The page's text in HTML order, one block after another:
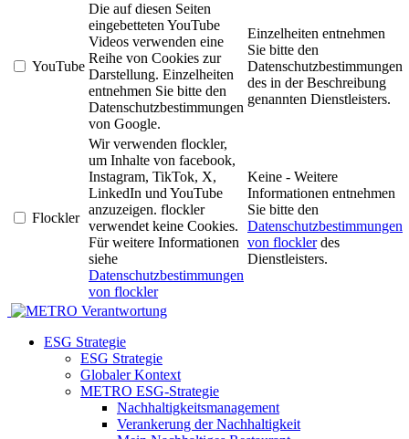
YouTube
Die auf diesen Seiten
eingebetteten YouTube
Videos verwenden eine
Reihe von Cookies zur
Darstellung. Einzelheiten
entnehmen Sie bitte den
Datenschutzbestimmungen
von Google.
Einzelheiten entnehmen
Sie bitte den
Datenschutzbestimmungen
des in der Beschreibung
genannten Dienstleisters.
Flockler
Wir verwenden flockler,
um Inhalte von facebook,
Instagram, TikTok, X,
LinkedIn und YouTube
anzuzeigen. flockler
verwendet keine Cookies.
Für weitere Informationen
siehe
Datenschutzbestimmungen
von flockler
Keine - Weitere
Informationen entnehmen
Sie bitte den
Datenschutzbestimmungen
von flocklerdes
Dienstleisters.
Verantwortung
ESG Strategie
ESG Strategie
Globaler Kontext
METRO ESG-Strategie
Nachhaltigkeitsmanagement
Verankerung der Nachhaltigkeit